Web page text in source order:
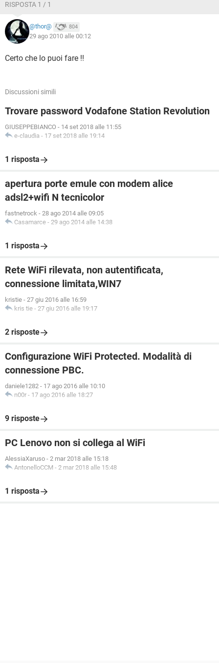
RISPOSTA 1 / 1
@thor@ 804
29 ago 2010 alle 00:12
Certo che lo puoi fare !!
Discussioni simili
Trovare password Vodafone Station Revolution
GIUSEPPEBIANCO - 14 set 2018 alle 11:55
e-claudia - 17 set 2018 alle 19:14
1 risposta
apertura porte emule con modem alice
adsl2+wifi N tecnicolor
fastnetrock - 28 ago 2014 alle 09:05
Casamarce - 29 ago 2014 alle 14:38
1 risposta
Rete WiFi rilevata, non autentificata,
connessione limitata,WIN7
kristie - 27 giu 2016 alle 16:59
kris tie - 27 giu 2016 alle 19:17
2 risposte
Configurazione WiFi Protected. Modalità di
connessione PBC.
daniele1282 - 17 ago 2016 alle 10:10
n00r - 17 ago 2016 alle 18:27
9 risposte
PC Lenovo non si collega al WiFi
AlessiaXaruso - 2 mar 2018 alle 15:18
AntonelloCCM - 2 mar 2018 alle 15:48
1 risposta